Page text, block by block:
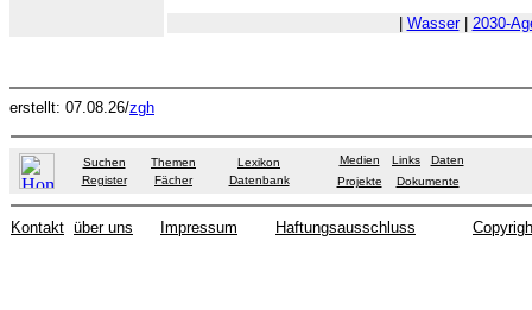
Wasser| 2030-
erstellt: 07.08.26/zgh
Suchen Themen
Lexikon
Register
Fächer Datenbank
Medien Links
Daten
Projekte
Dokumente
Kontakt über uns Impressum Haftungsausschluss